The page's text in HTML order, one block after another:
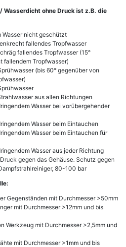
ohne Druck ist z.B. die
Wasser nicht geschützt
fallendes Tropfwasser
fallendes Tropfwasser (15°
fallendem Tropfwasser)
(bis 60° gegenüber von
aus allen Richtungen
Wasser bei vorübergehender
Wasser beim Eintauchen
Wasser beim Eintauchen für
Wasser aus jeder Richtung
gegen das Gehäuse. Schutz gegen
80-100 bar
Gegenständen mit Durchmesser >50mm
mit Durchmesser >12mm und bis
Werkzeug mit Durchmesser >2,5mm und
mit Durchmesser >1mm und bis